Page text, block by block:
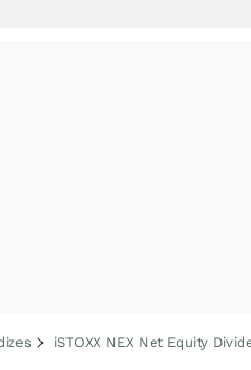
iSTOXX NEX Net Equity